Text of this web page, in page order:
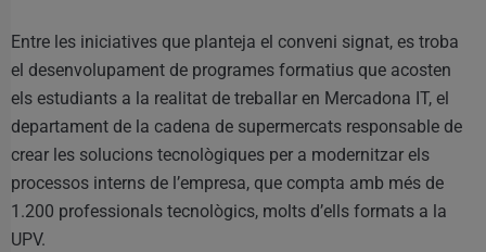
Entre les iniciatives que planteja el conveni signat, es troba
el desenvolupament de programes formatius que acosten
els estudiants a la realitat de treballar en Mercadona IT, el
departament de la cadena de supermercats responsable de
crear les solucions tecnològiques per a modernitzar els
processos interns de l’empresa, que compta amb més de
1.200 professionals tecnològics, molts d’ells formats a la
UPV.